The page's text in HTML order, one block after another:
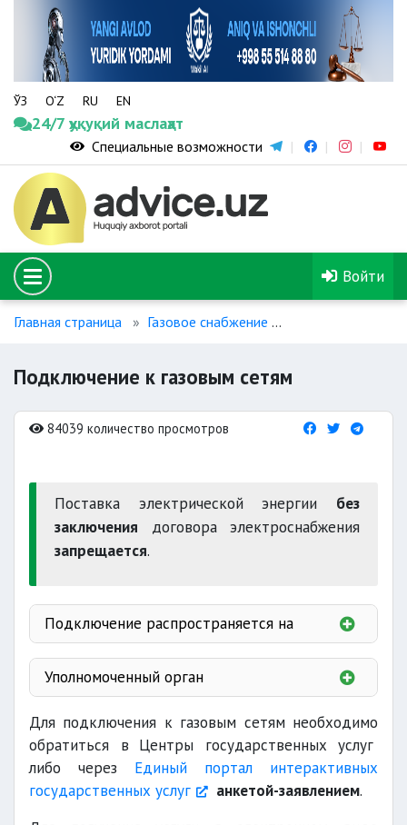
ЎЗ O‘Z RU EN
24/7 ҳуқуқий маслаҳат
Специальные возможности
Войти
Главная страница Газовое снабжение
Подключение к газовым сетям
84039 количество просмотров
Поставка электрической энергии без
заключения договора электроснабжения
запрещается.
Подключение распространяется на
газооборудования
при изменении точек подключения,
Уполномоченный орган
проектная
Для подключения к газовым сетям необходимо
обратиться в Центры государственных услуг
либо через Единый портал интерактивных
государственных услуг
анкетой-заявлением.